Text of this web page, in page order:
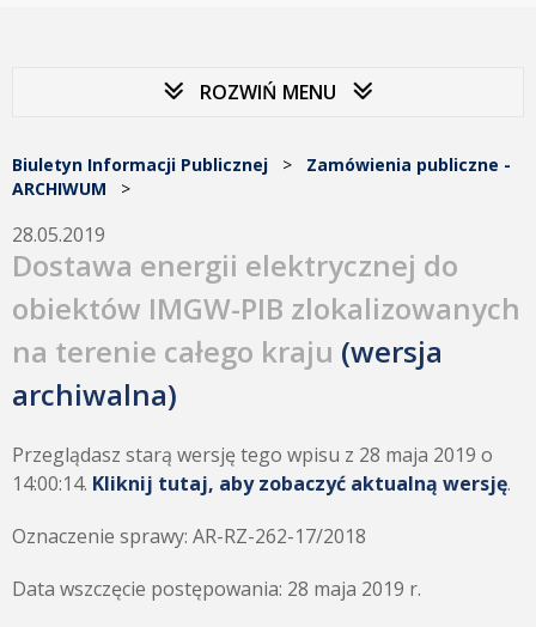
ROZWIŃ MENU
Biuletyn Informacji Publicznej > Zamówienia publiczne -
ARCHIWUM >
28.05.2019
Dostawa energii elektrycznej do
obiektów IMGW-PIB zlokalizowanych
na terenie całego kraju (wersja
archiwalna)
Przeglądasz starą wersję tego wpisu z 28 maja 2019 o
14:00:14. Kliknij tutaj, aby zobaczyć aktualną wersję.
Oznaczenie sprawy: AR-RZ-262-17/2018
Data wszczęcie postępowania: 28 maja 2019 r.